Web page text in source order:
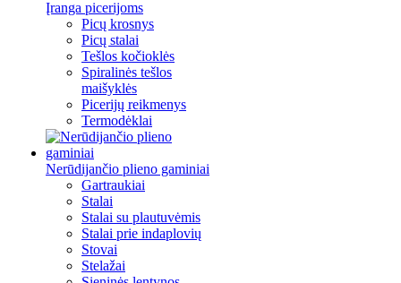
Įranga picerijoms
Picų krosnys
Picų stalai
Tešlos kočioklės
Spiralinės tešlos
maišyklės
Picerijų reikmenys
Termodėklai
Nerūdijančio plieno gaminiai
Gartraukiai
Stalai
Stalai su plautuvėmis
Stalai prie indaplovių
Stovai
Stelažai